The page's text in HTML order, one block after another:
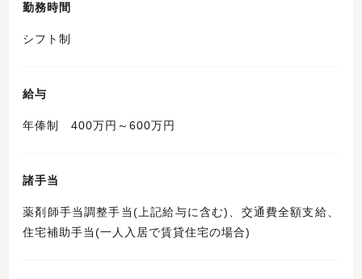
勤務時間
シフト制
給与
年俸制 400万円～600万円
諸手当
薬剤師手当調整手当(上記給与に含む)、交通費全額支給、
住宅補助手当(一人入居で賃貸住宅の場合)